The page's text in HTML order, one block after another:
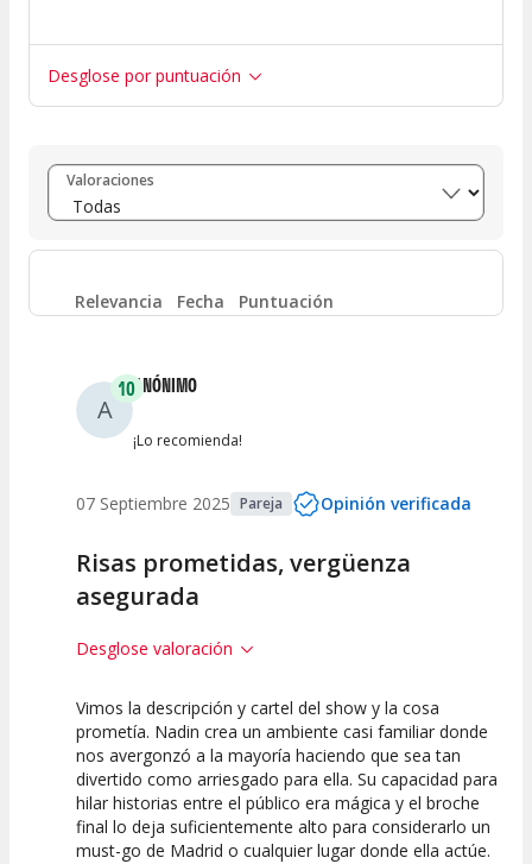
Desglose por puntuación
Entre 8 y 10 (64)
Entre 6 y 8 (1)
Entre 4 y 6 0
Entre 0 y 2
Valoraciones
Relevancia Fecha Puntuación
A
10ANÓNIMO
¡Lo recomienda!
07 Septiembre 2025 Pareja Opinión verificada
Risas prometidas, vergüenza
asegurada
Desglose valoración
10
Calidad del
Espectáculo
10
Puesta en
Escena
10
Interpretación
artística
Vimos la descripción y cartel del show y la cosa
prometía. Nadin crea un ambiente casi familiar donde
nos avergonzó a la mayoría haciendo que sea tan
divertido como arriesgado para ella. Su capacidad para
hilar historias entre el público era mágica y el broche
final lo deja suficientemente alto para considerarlo un
must-go de Madrid o cualquier lugar donde ella actúe.